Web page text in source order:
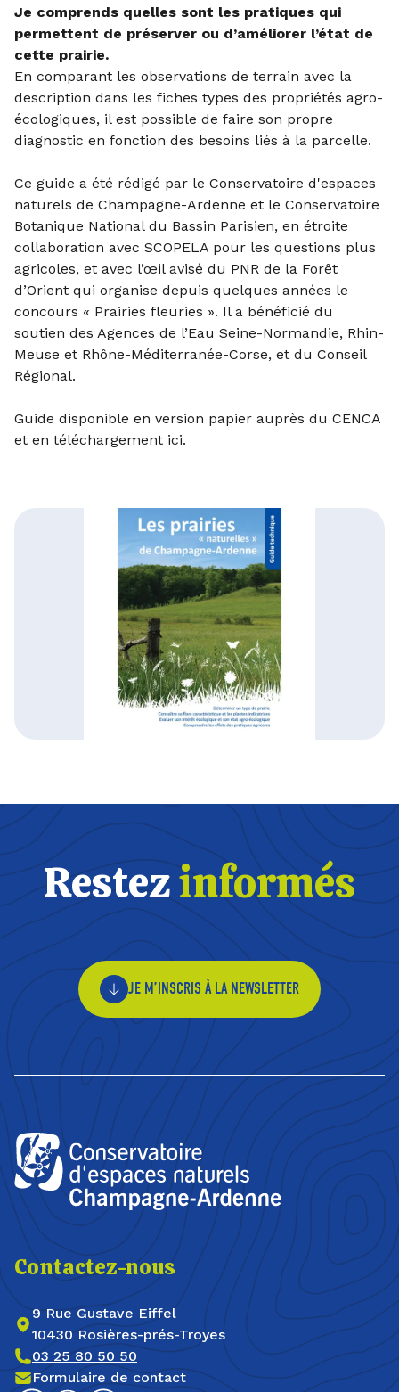
Je comprends quelles sont les pratiques qui
permettent de préserver ou d’améliorer l’état de
cette prairie.
En comparant les observations de terrain avec la
description dans les fiches types des propriétés agro-
écologiques, il est possible de faire son propre
diagnostic en fonction des besoins liés à la parcelle.
Ce guide a été rédigé par le Conservatoire d'espaces
naturels de Champagne-Ardenne et le Conservatoire
Botanique National du Bassin Parisien, en étroite
collaboration avec SCOPELA pour les questions plus
agricoles, et avec l’œil avisé du PNR de la Forêt
d’Orient qui organise depuis quelques années le
concours « Prairies fleuries ». Il a bénéficié du
soutien des Agences de l’Eau Seine-Normandie, Rhin-
Meuse et Rhône-Méditerranée-Corse, et du Conseil
Régional.
Guide disponible en version papier auprès du CENCA
et en téléchargement ici.
Restezinformés
JE M’INSCRIS À LA NEWSLETTER
Contactez-nous
9 Rue Gustave Eiffel
10430 Rosières-prés-Troyes
03 25 80 50 50
Formulaire de contact